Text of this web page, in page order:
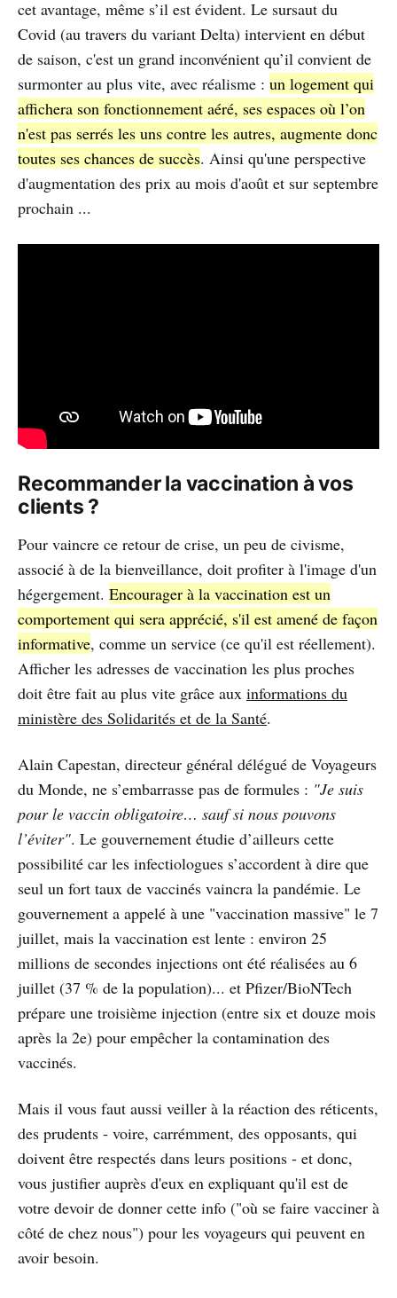
cet avantage, même s’il est évident. Le sursaut du
Covid (au travers du variant Delta) intervient en début
de saison, c'est un grand inconvénient qu’il convient de
surmonter au plus vite, avec réalisme : un logement qui
affichera son fonctionnement aéré, ses espaces où l’on
n'est pas serrés les uns contre les autres, augmente donc
toutes ses chances de succès. Ainsi qu'une perspective
d'augmentation des prix au mois d'août et sur septembre
prochain ...
Recommander la vaccination à vos
clients ?
Pour vaincre ce retour de crise, un peu de civisme,
associé à de la bienveillance, doit profiter à l'image d'un
hégergement. Encourager à la vaccination est un
comportement qui sera apprécié, s'il est amené de façon
informative, comme un service (ce qu'il est réellement).
Afficher les adresses de vaccination les plus proches
doit être fait au plus vite grâce aux informations du
ministère des Solidarités et de la Santé.
Alain Capestan, directeur général délégué de Voyageurs
du Monde, ne s’embarrasse pas de formules : "Je suis
pour le vaccin obligatoire… sauf si nous pouvons
l’éviter". Le gouvernement étudie d’ailleurs cette
possibilité car les infectiologues s’accordent à dire que
seul un fort taux de vaccinés vaincra la pandémie. Le
gouvernement a appelé à une "vaccination massive" le 7
juillet, mais la vaccination est lente : environ 25
millions de secondes injections ont été réalisées au 6
juillet (37 % de la population)... et Pfizer/BioNTech
prépare une troisième injection (entre six et douze mois
après la 2e) pour empêcher la contamination des
vaccinés.
Mais il vous faut aussi veiller à la réaction des réticents,
des prudents - voire, carrémment, des opposants, qui
doivent être respectés dans leurs positions - et donc,
vous justifier auprès d'eux en expliquant qu'il est de
votre devoir de donner cette info ("où se faire vacciner à
côté de chez nous") pour les voyageurs qui peuvent en
avoir besoin.